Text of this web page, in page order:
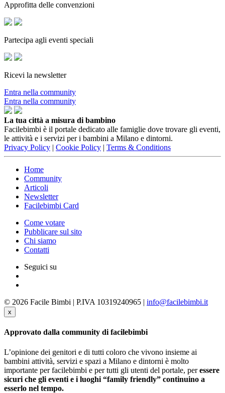
Approfitta delle convenzioni
Partecipa agli eventi speciali
Ricevi la newsletter
Entra nella community
Entra nella community
La tua città a misura di bambino
Facilebimbi è il portale dedicato alle famiglie dove trovare gli eventi,
le attività e i servizi per i bambini a Milano e dintorni.
Privacy Policy | Cookie Policy | Terms & Conditions
Home
Community
Articoli
Newsletter
Facilebimbi Card
Come votare
Pubblicare sul sito
Chi siamo
Contatti
Seguici su
© 2026 Facile Bimbi | P.IVA 10319240965 | info@facilebimbi.it
x
Approvato dalla community di facilebimbi
L’opinione dei genitori e di tutti coloro che vivono insieme ai
bambini attività, servizi e spazi a Milano e dintorni è molto
importante per facilebimbi e per tutti gli utenti del portale, peressere
sicuri che gli eventi e i luoghi “family friendly” continuino a
esserlo nel tempo.